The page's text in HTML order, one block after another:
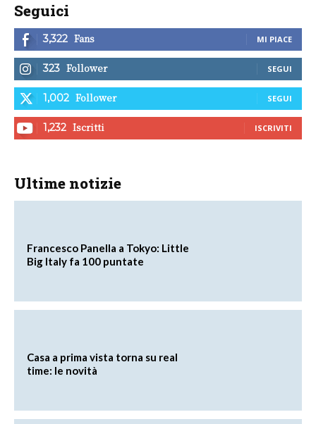
Seguici
3,322 Fans MI PIACE
323 Follower SEGUI
1,002 Follower SEGUI
1,232 Iscritti ISCRIVITI
Ultime notizie
Francesco Panella a Tokyo: Little
Big Italy fa 100 puntate
Casa a prima vista torna su real
time: le novità